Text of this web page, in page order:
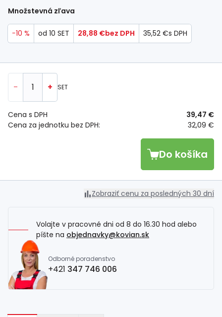
Množstevná zľava
−10 % od 10 SET 28,88 €bez DPH 35,52 €s DPH
- + SET
Cena za jednotku bez DPH: 32,09 €
Cena s DPH 39,47 €
Do košíka
Zobraziť cenu za posledných 30 dní
Volajte v pracovné dni od 8 do 16.30 hod alebo
píšte na objednavky@kovian.sk
Odborné poradenstvo
+421 347 746 006